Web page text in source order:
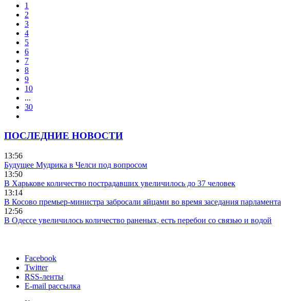
1
2
3
4
5
6
7
8
9
10
...
30
ПОСЛЕДНИЕ НОВОСТИ
13:56
Будущее Мудрика в Челси под вопросом
13:50
В Харькове количество пострадавших увеличилось до 37 человек
13:14
В Косово премьер-министра забросали яйцами во время заседания парламента
12:56
В Одессе увеличилось количество раненых, есть перебои со связью и водой
Facebook
Twitter
RSS-ленты
E-mail рассылка